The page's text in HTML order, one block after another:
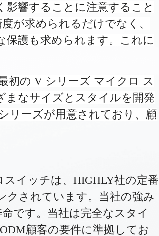
響することに注意すること
が求められるだけでなく、
保護も求められます。これに
初の V シリーズ マイクロ ス
まなサイズとスタイルを開発
リーズが用意されており、顧
イッチは、HIGHLY社の定番
クされています。当社の強み
です。当社は完全なスタイ
顧客の要件に準拠してお